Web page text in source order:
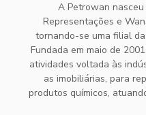
A Petrowan
Representações e
tornando-se uma filial
Fundada em maio de
atividades voltada às
as imobiliárias, para
produtos químicos,